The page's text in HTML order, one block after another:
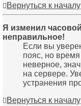
Вернуться к началу
Я изменил
неправильное!
Если вы
пояс, но
неверное,
на сервере.
устранения
Вернуться к началу